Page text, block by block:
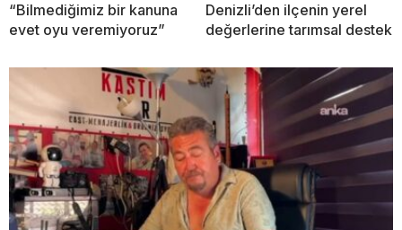
“Bilmediğimiz bir kanuna
evet oyu veremiyoruz”
Denizli’den ilçenin yerel
değerlerine tarımsal destek